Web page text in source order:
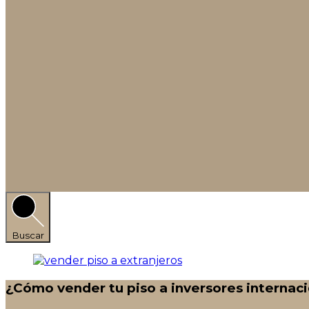
Buscar
¿Cómo vender tu piso a inversores